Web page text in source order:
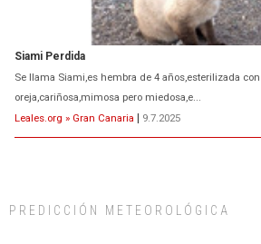
Siami Perdida
Se llama Siami,es hembra de 4 años,esterilizada
oreja,cariñosa,mimosa pero miedosa,e...
Leales.org » Gran Canaria | 9.7.2025
PREDICCIÓN METEOROLÓGICA